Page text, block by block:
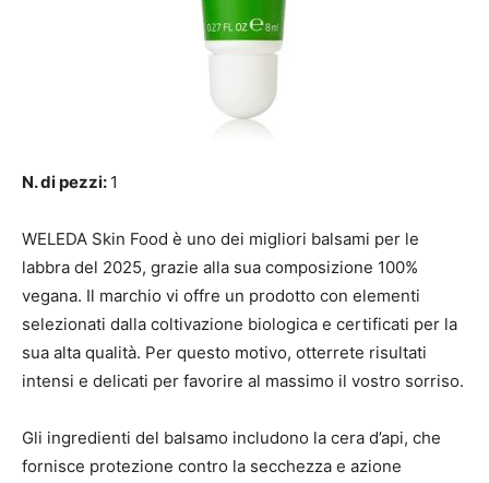
N. di pezzi: 1
WELEDA Skin Food è uno dei migliori balsami per le
labbra del 2025, grazie alla sua composizione 100%
vegana. Il marchio vi offre un prodotto con elementi
selezionati dalla coltivazione biologica e certificati per la
sua alta qualità. Per questo motivo, otterrete risultati
intensi e delicati per favorire al massimo il vostro sorriso.
Gli ingredienti del balsamo includono la cera d’api, che
fornisce protezione contro la secchezza e azione